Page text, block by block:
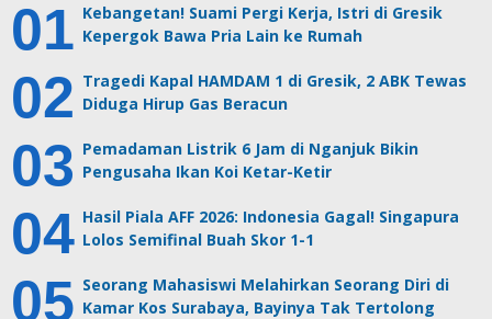
Kebangetan! Suami Pergi Kerja, Istri di Gresik
Kepergok Bawa Pria Lain ke Rumah
Tragedi Kapal HAMDAM 1 di Gresik, 2 ABK Tewas
Diduga Hirup Gas Beracun
Pemadaman Listrik 6 Jam di Nganjuk Bikin
Pengusaha Ikan Koi Ketar-Ketir
Hasil Piala AFF 2026: Indonesia Gagal! Singapura
Lolos Semifinal Buah Skor 1-1
Seorang Mahasiswi Melahirkan Seorang Diri di
Kamar Kos Surabaya, Bayinya Tak Tertolong